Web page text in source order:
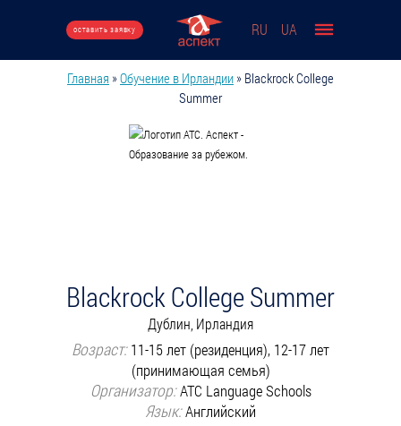
оставить заявку RU UA
Вы здесь
Главная »Обучение в Ирландии » Blackrock College
Summer
Blackrock College Summer
Дублин, Ирландия
Возраст:11-15 лет (резиденция), 12-17 лет
(принимающая семья)
Организатор:ATC Language Schools
Язык:Английский